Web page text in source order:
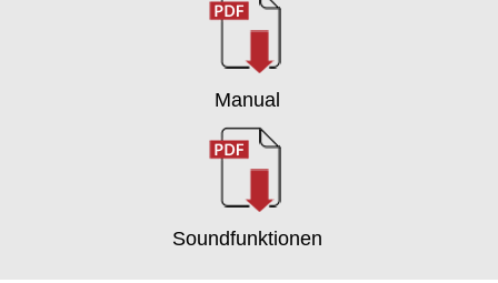
Manual
Soundfunktionen